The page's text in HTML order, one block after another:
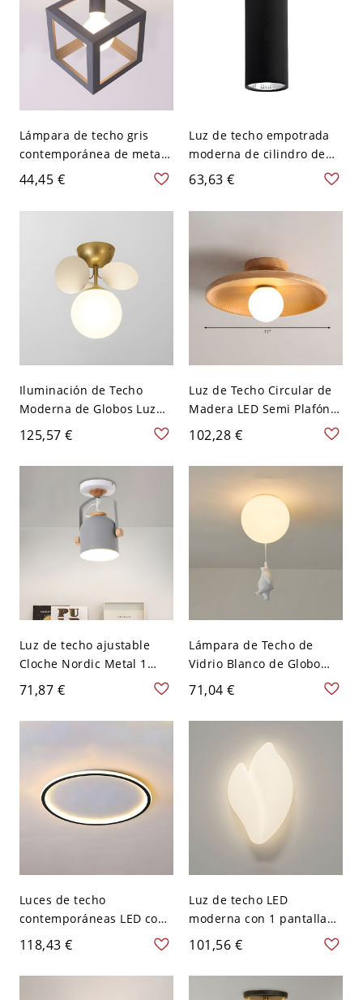
Lámpara de techo gris
contemporánea de metal
con 1 bombilla para
dormitorio cuadrado semi
empotrada
44,45 €
Luz de techo empotrada
moderna de cilindro de
metal con 1 luz - Negro
110 A 120 V 30,48 cm
Blanco
63,63 €
Iluminación de Techo
Moderna de Globos Luz
de Techo Semi Empotrada
de Metal para Sala -
Blanco 110 A 120 V 1
125,57 €
Luz de Techo Circular de
Madera LED Semi Plafón
Modernista para Corredor
- 110 A 120 V Madera
102,28 €
Luz de techo ajustable
Cloche Nordic Metal 1
bombilla con asa en gris
para pasillo
71,87 €
Lámpara de Techo de
Vidrio Blanco de Globo
Luz de Techo Única
Infantil para Habitación -
Blanco 110 A 120 V
71,04 €
Luces de techo
contemporáneas LED con
anillo empotrado para
sala de estar - 110 A 120 V
Blanco 30,48 cm Negro
118,43 €
Luz de techo LED
moderna con 1 pantalla
blanca y base de bombilla
SMD - 110 A 120 V Hojas
dobles
101,56 €